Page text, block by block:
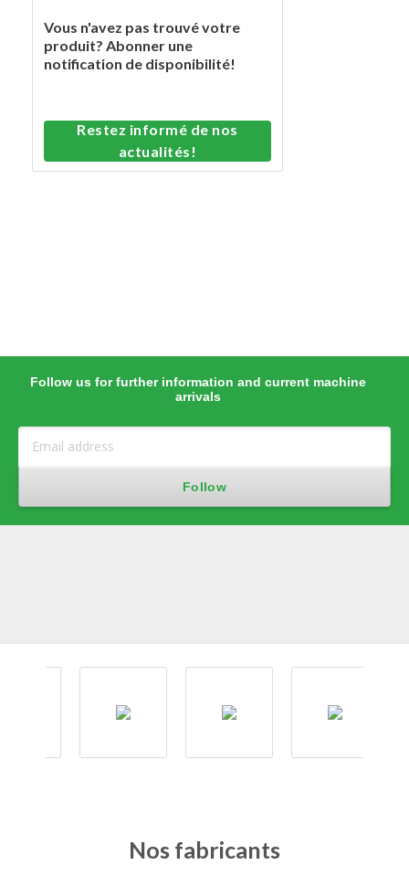
Vous n'avez pas trouvé votre
produit? Abonner une
notification de disponibilité!
Restez informé de nos
actualités!
Follow us for further information and current machine
arrivals
Nos fabricants